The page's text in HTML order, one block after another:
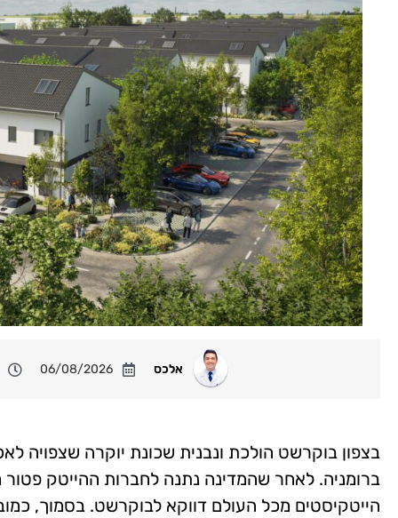
אלכס 06/08/2026
בצפון בוקרשט הולכת ונבנית שכונת יוקרה שצפויה
ברומניה. לאחר שהמדינה נתנה לחברות ההייטק
הייטקיסטים מכל העולם דווקא לבוקרשט. בסמוך,